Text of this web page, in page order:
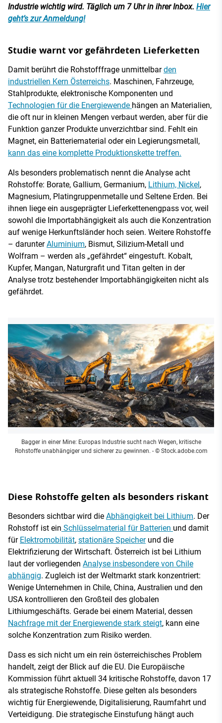
Industrie wichtig wird. Täglich um 7 Uhr in ihrer Inbox. Hier
geht’s zur Anmeldung!
Studie warnt vor gefährdeten Lieferketten
Damit berührt die Rohstofffrage unmittelbarden
industriellen Kern Österreichs. Maschinen, Fahrzeuge,
Stahlprodukte, elektronische Komponenten und
Technologien für die Energiewende hängen an Materialien,
die oft nur in kleinen Mengen verbaut werden, aber für die
Funktion ganzer Produkte unverzichtbar sind. Fehlt ein
Magnet, ein Batteriematerial oder ein Legierungsmetall,
kann das eine komplette Produktionskette treffen.
Als besonders problematisch nennt die Analyse acht
Rohstoffe: Borate, Gallium, Germanium, Lithium, Nickel,
Magnesium, Platingruppenmetalle und Seltene Erden. Bei
ihnen liege ein ausgeprägter Lieferkettenengpass vor, weil
sowohl die Importabhängigkeit als auch die Konzentration
auf wenige Herkunftsländer hoch seien. Weitere Rohstoffe
– darunterAluminium, Bismut, Silizium-Metall und
Wolfram – werden als „gefährdet“ eingestuft. Kobalt,
Kupfer, Mangan, Naturgrafit und Titan gelten in der
Analyse trotz bestehender Importabhängigkeiten nicht als
gefährdet.
Bagger in einer Mine: Europas Industrie sucht nach Wegen, kritische
Rohstoffe unabhängiger und sicherer zu gewinnen. - © Stock.adobe.com
Diese Rohstoffe gelten als besonders riskant
Besonders sichtbar wird die Abhängigkeit bei Lithium. Der
Rohstoff ist ein Schlüsselmaterial für Batterien und damit
für Elektromobilität, stationäre Speicherund die
Elektrifizierung der Wirtschaft. Österreich ist bei Lithium
laut der vorliegenden Analyse insbesondere von Chile
abhängig. Zugleich ist der Weltmarkt stark konzentriert:
Wenige Unternehmen in Chile, China, Australien und den
USA kontrollieren den Großteil des globalen
Lithiumgeschäfts. Gerade bei einem Material, dessen
Nachfrage mit der Energiewende stark steigt, kann eine
solche Konzentration zum Risiko werden.
Dass es sich nicht um ein rein österreichisches Problem
handelt, zeigt der Blick auf die EU. Die Europäische
Kommission führt aktuell 34 kritische Rohstoffe, davon 17
als strategische Rohstoffe. Diese gelten als besonders
wichtig für Energiewende, Digitalisierung, Raumfahrt und
Verteidigung. Die strategische Einstufung hängt auch